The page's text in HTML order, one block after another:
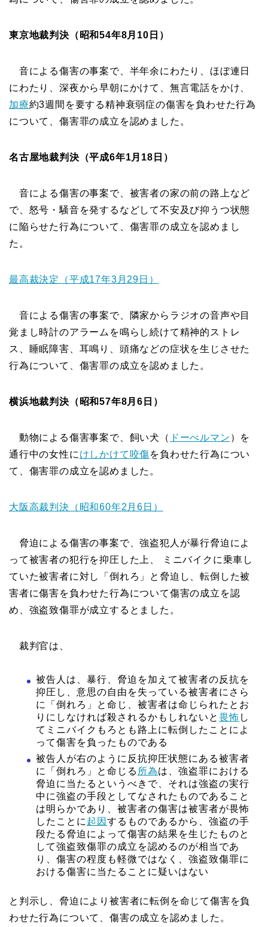
東京地裁判決（昭和54年8月10日）
音による傷害の事案で、半年余にわたり、ほぼ連日
にわたり、深夜から早朝にかけて、無言電話をかけ、
加療約3週間を要する精神衰弱症の傷害を負わせた行為
について、傷害罪の成立を認めました。
名古屋地裁判決（平成6年1月18日）
音による傷害の事案で、被害者の家の前の路上など
で、怒号・騒音を発するなどして不安及び抑うつ状態
に陥らせた行為について、傷害罪の成立を認めまし
た。
最高裁決定（平成17年3月29日）
音による傷害の事案で、隣家からラジオの音声や目
覚まし時計のアラームを鳴らし続けて精神的ストレ
ス、睡眠障害、耳鳴り、頭痛などの症状を生じさせた
行為について、傷害罪の成立を認めました。
横浜地裁判決（昭和57年8月6日）
動物による傷害事案で、飼い犬（ ドーべルマン ）を
通行中の女性に けしかけて 咬傷を負わせた行為につい
て、傷害罪の成立を認めました。
大阪高裁判決（昭和60年2月6日）
脅迫による傷害の事案で、強盗犯人が暴行脅迫によ
って被害者の犯行を抑圧した上、 ミニバイクに乗車し
ていた被害者に対し「倒れろ」と脅迫し、転倒した被
害者に傷害を負わせた行為について傷害の成立を認
め、強盗致傷罪が成立するとました。
裁判官は、
被告人は、暴行、脅迫を加えて被害者の反抗を
抑圧し、意思の自由を失っている被害者にさら
に「倒れろ」と命じ、被害者は命じられたとお
りにしなければ殺されるかもしれないと 畏怖 し
てミニバイクもろとも路上に転倒したことによ
って傷害を負ったものである
被告人が右のように反抗抑圧状態にある被害者
に「倒れろ」と命じる 所為は、強盗罪における
脅迫に当たるというべきで、それは強盗の実行
中に強盗の手段としてなされたものであること
は明らかであり、被害者の傷害は被害者が畏怖
したことに 起因 するものであるから、強盗の手
段たる脅迫によって傷害の結果を生じたものと
して強盗致傷罪の成立を認めるのが相当であ
り、傷害の程度も軽微ではなく、強盗致傷罪に
おける傷害に当たることに疑いはない
と判示し、脅迫により被害者に転倒を命じて傷害を負
わせた行為について、傷害の成立を認めました。